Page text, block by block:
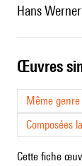
Hans Werner
œuvres
Même genre
Composées
Cette fiche